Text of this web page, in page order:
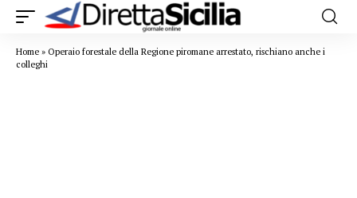
Home » Operaio forestale della Regione piromane arrestato, rischiano anche i
colleghi